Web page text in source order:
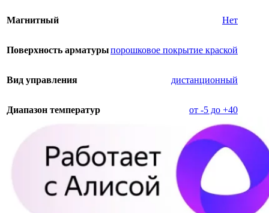
Магнитный Нет
Поверхность арматурыпорошковое покрытие краской
Вид управления дистанционный
Диапазон температур от -5 до +40